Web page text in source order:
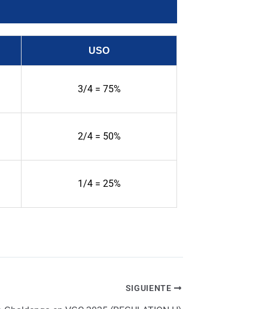
USO
3/4 = 75%
2/4 = 50%
1/4 = 25%
SIGUIENTE